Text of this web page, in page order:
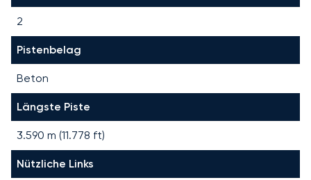
2
Pistenbelag
Beton
Längste Piste
3.590 m (11.778 ft)
Nützliche Links